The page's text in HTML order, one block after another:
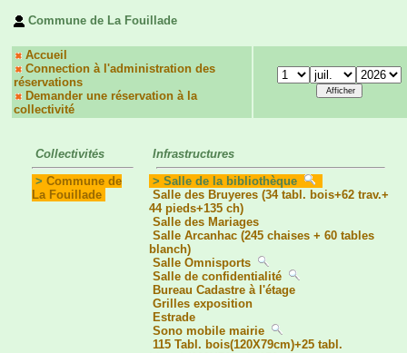
Commune de La Fouillade
Accueil
Connection à l'administration des
réservations
Demander une réservation à la
collectivité
Collectivités
> Commune de
La Fouillade
Infrastructures
> Salle de la bibliothèque
Salle des Bruyeres (34 tabl. bois+62 trav.+
44 pieds+135 ch)
Salle des Mariages
Salle Arcanhac (245 chaises + 60 tables
blanch)
Salle Omnisports
Salle de confidentialité
Bureau Cadastre à l'étage
Grilles exposition
Estrade
Sono mobile mairie
115 Tabl. bois(120X79cm)+25 tabl.